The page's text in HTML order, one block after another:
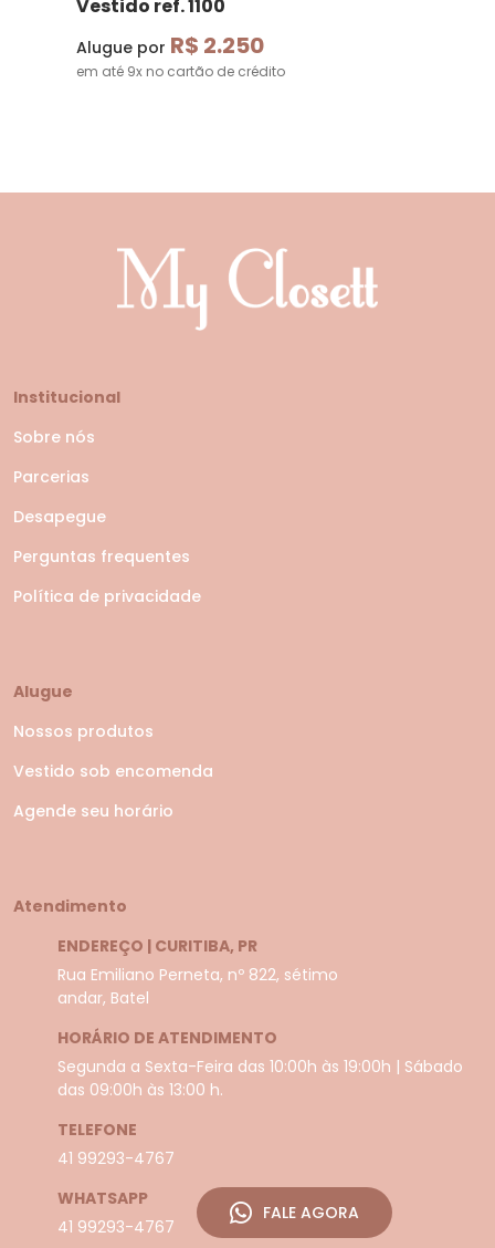
Vestido ref. 1100
Alugue por R$ 2.250
em até 9x no cartão de crédito
Institucional
Sobre nós
Parcerias
Desapegue
Perguntas frequentes
Política de privacidade
Alugue
Nossos produtos
Vestido sob encomenda
Agende seu horário
Atendimento
ENDEREÇO | CURITIBA, PR
Rua Emiliano Perneta, nº 822, sétimo
andar, Batel
HORÁRIO DE ATENDIMENTO
Segunda a Sexta-Feira das 10:00h às 19:00h | Sábado
das 09:00h às 13:00 h.
TELEFONE
41 99293-4767
WHATSAPP
41 99293-4767
FALE AGORA